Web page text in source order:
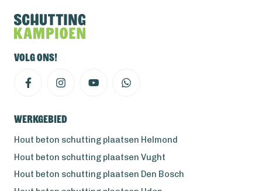
Volg ons!
Werkgebied
Hout beton schutting plaatsen Helmond
Hout beton schutting plaatsen Vught
Hout beton schutting plaatsen Den Bosch